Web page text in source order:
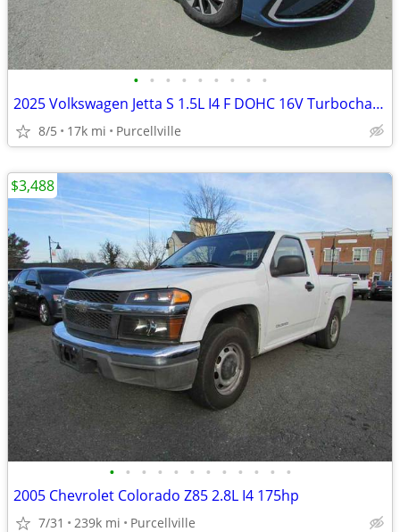
• • • • • • • • •
2025 Volkswagen Jetta S 1.5L I4 F DOHC 16V Turbocharger
8/5 17k mi Purcellville
• • • • • • • • • • • •
2005 Chevrolet Colorado Z85 2.8L I4 175hp
7/31 239k mi Purcellville
$3,488